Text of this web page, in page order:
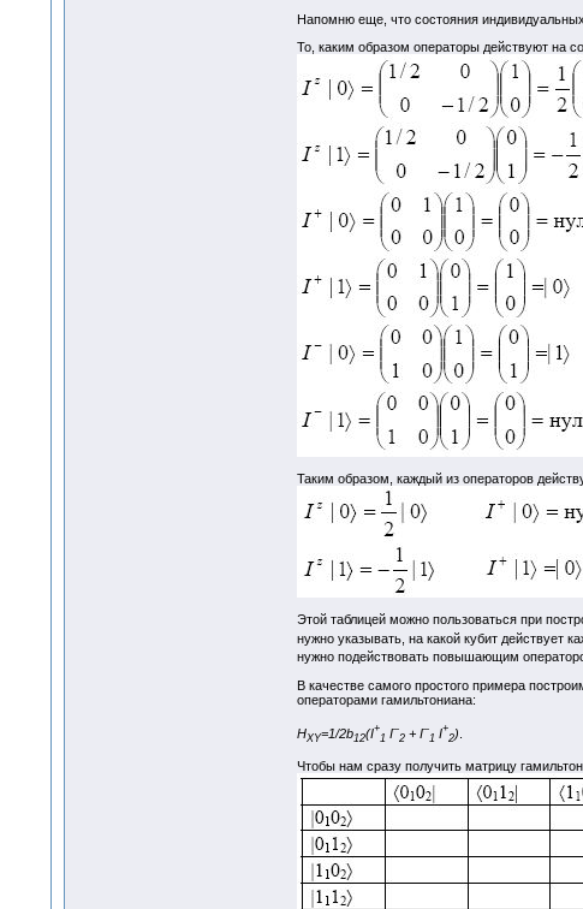
Напомню еще, что состояния
То, каким образом операторы действуют на
Таким образом, каждый из операторов
Этой таблицей можно пользоваться при
нужно указывать, на какой кубит действует
нужно подействовать повышающим
В качестве самого простого примера
операторами гамильтониана:
HXY=1/2b12(I+
1 I–
2+ I–
1 I+
2)
Чтобы нам сразу получить матрицу